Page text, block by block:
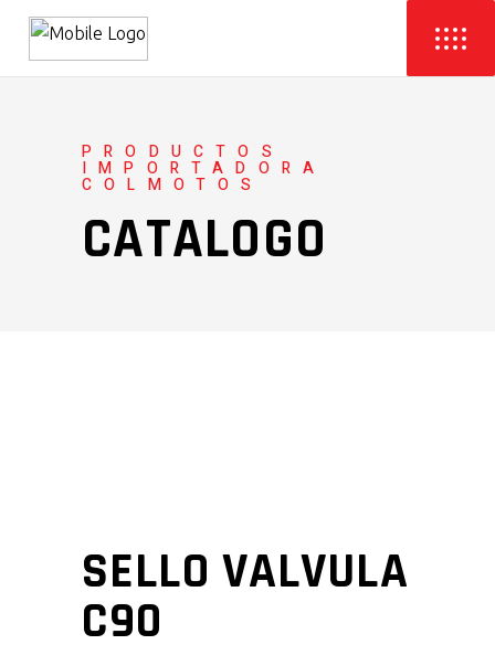
PRODUCTOS
IMPORTADORA
COLMOTOS
CATALOGO
SELLO VALVULA
C90